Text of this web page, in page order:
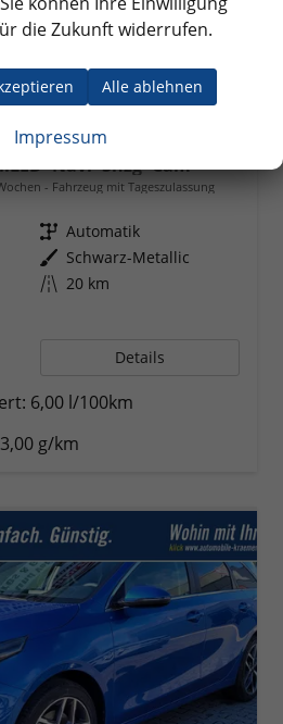
Fahrzeug mit Tageszulassung
Getriebe Automatik
Außenfarbe Schwarz-Metallic
Kilometerstand 20 km
Details
6,00 l/100km
g/km
die Zukunft widerrufen.
Alle ablehnen
Impressum